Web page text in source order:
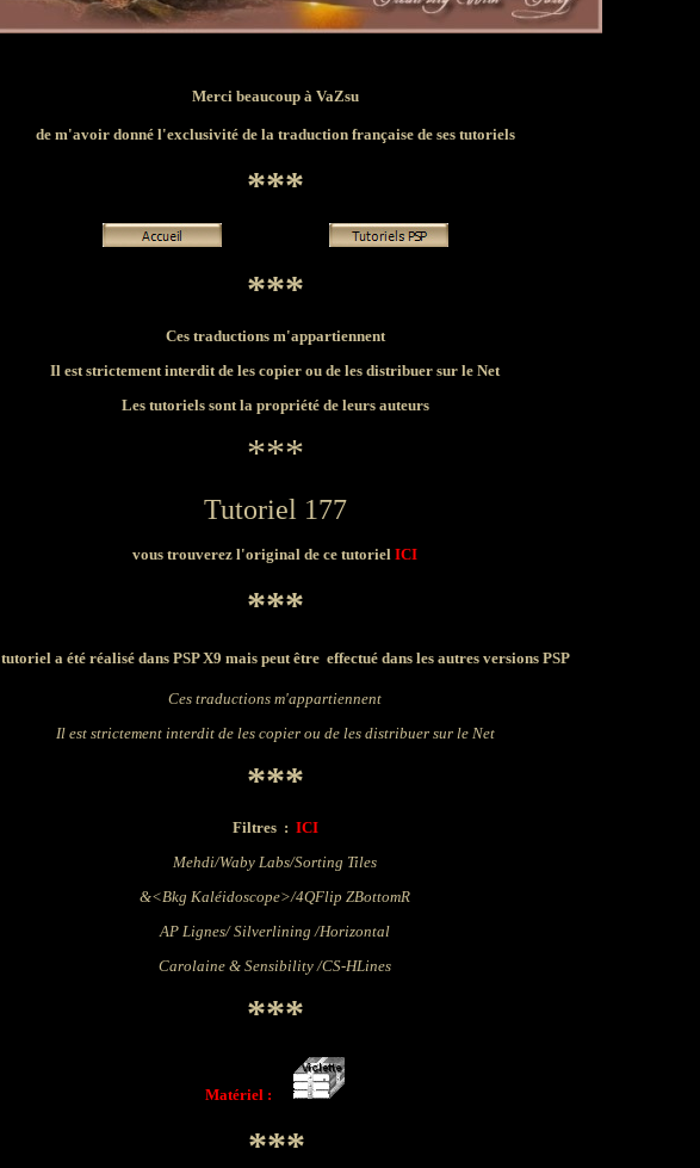
Merci beaucoup àVaZsu
dem'avoir donné l'exclusivité de la traduction française de ses tutoriels
***
***
Ces traductions m'appartiennent
Il est strictement interdit de les copier ou de les distribuer sur le Net
Les tutoriels sont la propriété de leurs auteurs
***
Tutoriel 177
vous trouverez l'original de ce tutoriel ICI
***
a été réalisé dans PSP X9 mais peut être effectué dans les autres versions PSP
Ces traductions m'appartiennent
Il est strictement interdit de les copier ou de les distribuer sur le Net
***
Filtres : ICI
Mehdi/Waby Labs/Sorting Tiles
&<Bkg Kaléidoscope>/4QFlip ZBottomR
AP Lignes/ Silverlining /Horizontal
Carolaine & Sensibility /CS-HLines
***
Matériel :
***